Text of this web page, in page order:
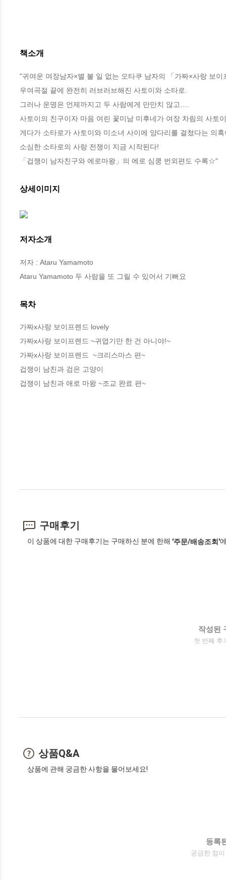
책소개
"귀여운 여장남자×별 볼 일 없는 오타쿠 남자의 「가짜×사랑 보이
우여곡절 끝에 완전히 러브러브해진 사토이와 소타로.
그러나 운명은 언제까지고 두 사람에게 만만치 않고….
사토이의 친구이자 마음 여린 꽃미남 미후네가 여장 차림의 사토
게다가 소타로가 사토이와 미소녀 사이에 양다리를 걸쳤다는 의
소심한 소타로의 사랑 전쟁이 지금 시작된다!
「겁쟁이 남자친구와 에로마왕」의 에로 심쿵 번외편도 수록☆"
상세이미지
저자소개
저자 : Ataru Yamamoto
Ataru Yamamoto 두 사람을 또 그릴 수 있어서 기뻐요
목차
가짜x사랑 보이프렌드 lovely
가짜x사랑 보이프렌드 ~귀엽기만 한 건 아니야!~
가짜x사랑 보이프렌드  ~크리스마스 편~
겁쟁이 남친과 검은 고양이
겁쟁이 남친과 애로 마왕 ~조교 완료 편~
구매후기
이 상품에 대한 구매후기는 구매하신 분에 한해 '주문/배송조회'
작성된
첫 번째 후
상품Q&A
상품에 관해 궁금한 사항을 물어보세요!
등록
궁금한 점